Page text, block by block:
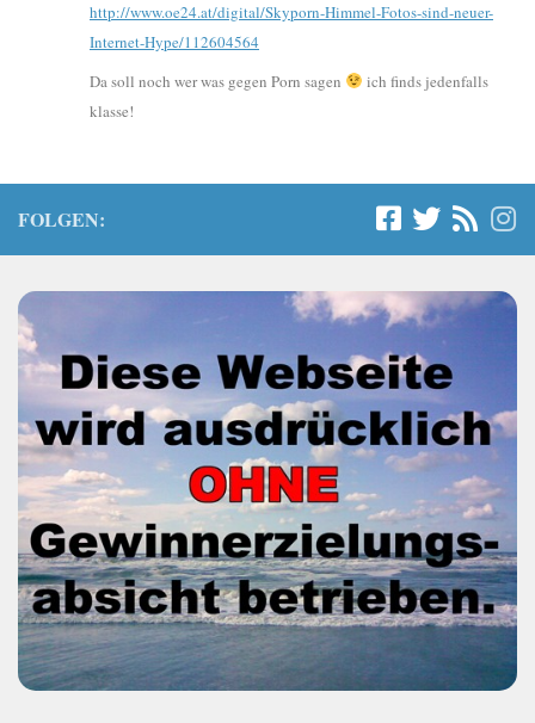
http://www.oe24.at/digital/Skyporn-Himmel-Fotos-sind-neuer-
Internet-Hype/112604564
Da soll noch wer was gegen Porn sagen
ich finds jedenfalls
klasse!
FOLGEN: